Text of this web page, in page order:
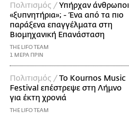
Πολιτισμός /Υπήρχαν άνθρωποι
«ξυπνητήρια»; - Ένα από τα πιο
παράξενα επαγγέλματα στη
Βιομηχανική Επανάσταση
THE LIFO TEAM
1 ΜΕΡΑ ΠΡΙΝ
Πολιτισμός /Το Kournos Music
Festival επέστρεψε στη Λήμνο
για έκτη χρονιά
THE LIFO TEAM